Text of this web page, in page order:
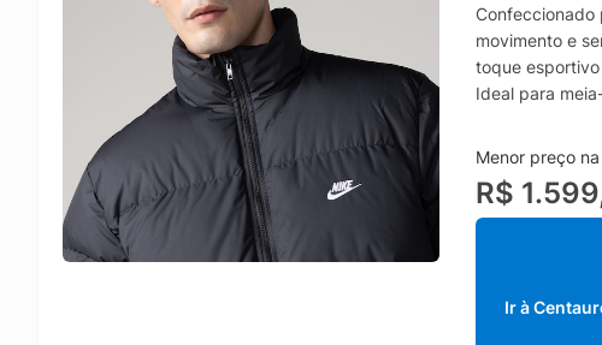
Confeccionado
movimento e
toque
Ideal para
Menor preço
R$
Ir à